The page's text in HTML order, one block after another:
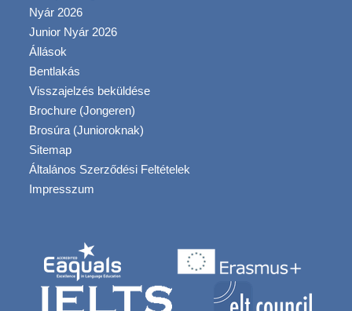
Nyár 2026
Junior Nyár 2026
Állások
Bentlakás
Visszajelzés beküldése
Brochure (Jongeren)
Brosúra (Junioroknak)
Sitemap
Általános Szerződési Feltételek
Impresszum